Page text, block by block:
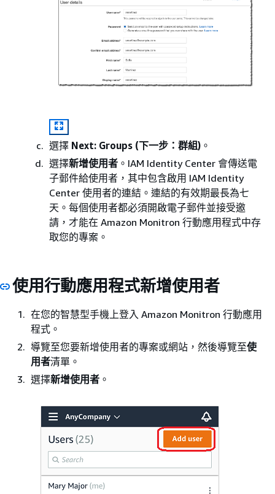
選擇 Next: Groups (下一步：群組) 。
選擇新增使用者 。IAM Identity Center 會傳送電
子郵件給使用者，其中包含啟用 IAM Identity
Center 使用者的連結。連結的有效期最長為七
天。每個使用者都必須開啟電子郵件並接受邀
請，才能在 Amazon Monitron 行動應用程式中存
取您的專案。
使用行動應用程式新增使用者
在您的智慧型手機上登入 Amazon Monitron 行動應用
程式。
導覽至您要新增使用者的專案或網站，然後導覽至使
用者清單。
選擇新增使用者 。